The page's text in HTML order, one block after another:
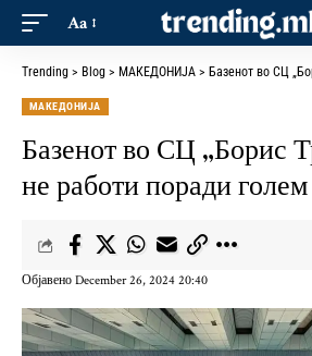
Aa
Trending > Blog > МАКЕДОНИЈА > Базенот во СЦ „Борис
МАКЕДОНИЈА
Базенот во СЦ „Борис
не работи поради
Објавено December 26, 2024 20:40